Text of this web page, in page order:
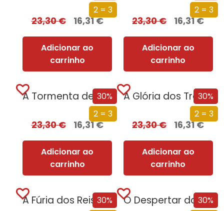
2 = 3
23,30€ 16,31€
Adicionar ao
carrinho
2 = 3
23,30€ 16,31€
Adicionar ao
carrinho
30%
2 = 3
A Tormenta de Espadas (Edição especial limitada)
23,30€ 16,31€
Adicionar ao
carrinho
30%
2 = 3
A Glória dos Traidores (Edição especial limitada)
23,30€ 16,31€
Adicionar ao
carrinho
30%
A Fúria dos Reis (Edição especial limitada)
30%
O Despertar da Magia (Edição especial limitada)